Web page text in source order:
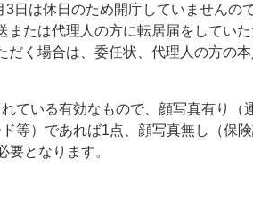
日は休日のため開庁していませんの
または代理人の方に転居届をしていた
だく場合は、委任状、代理人の方の
いる有効なもので、顔写真有り（
等）であれば1点、顔写真無し（保
となります。